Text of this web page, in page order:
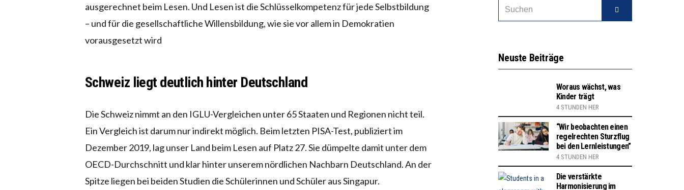
ausgerechnet beim Lesen. Und Lesen ist die Schlüsselkompetenz für jede Selbstbildung
– und für die gesellschaftliche Willensbildung, wie sie vor allem in Demokratien
vorausgesetzt wird
Schweiz liegt deutlich hinter Deutschland
Die Schweiz nimmt an den IGLU-Vergleichen unter 65 Staaten und Regionen nicht teil.
Ein Vergleich ist darum nur indirekt möglich. Beim letzten PISA-Test, publiziert im
Dezember 2019, lag unser Land beim Lesen auf Platz 27. Sie dümpelte damit unter dem
OECD-Durchschnitt und klar hinter unserem nördlichen Nachbarn Deutschland. An der
Spitze liegen bei beiden Studien die Schülerinnen und Schüler aus Singapur.
Neuste Beiträge
Woraus wächst, was
Kinder trägt
4 STUNDEN HER
“Wir beobachten einen
regelrechten Sturzflug
bei den Lernleistungen”
4 STUNDEN HER
Die verstärkte
Harmonisierung im